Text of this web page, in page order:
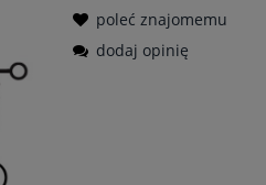
poleć znajomemu
dodaj opinię